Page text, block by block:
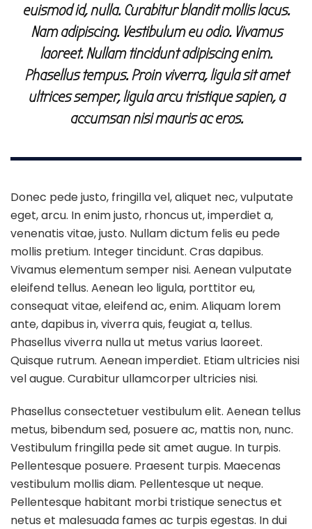
euismod id, nulla. Curabitur blandit mollis lacus.
Nam adipiscing. Vestibulum eu odio. Vivamus
laoreet. Nullam tincidunt adipiscing enim.
Phasellus tempus. Proin viverra, ligula sit amet
ultrices semper, ligula arcu tristique sapien, a
accumsan nisi mauris ac eros.
Donec pede justo, fringilla vel, aliquet nec, vulputate
eget, arcu. In enim justo, rhoncus ut, imperdiet a,
venenatis vitae, justo. Nullam dictum felis eu pede
mollis pretium. Integer tincidunt. Cras dapibus.
Vivamus elementum semper nisi. Aenean vulputate
eleifend tellus. Aenean leo ligula, porttitor eu,
consequat vitae, eleifend ac, enim. Aliquam lorem
ante, dapibus in, viverra quis, feugiat a, tellus.
Phasellus viverra nulla ut metus varius laoreet.
Quisque rutrum. Aenean imperdiet. Etiam ultricies nisi
vel augue. Curabitur ullamcorper ultricies nisi.
Phasellus consectetuer vestibulum elit. Aenean tellus
metus, bibendum sed, posuere ac, mattis non, nunc.
Vestibulum fringilla pede sit amet augue. In turpis.
Pellentesque posuere. Praesent turpis. Maecenas
vestibulum mollis diam. Pellentesque ut neque.
Pellentesque habitant morbi tristique senectus et
netus et malesuada fames ac turpis egestas. In dui